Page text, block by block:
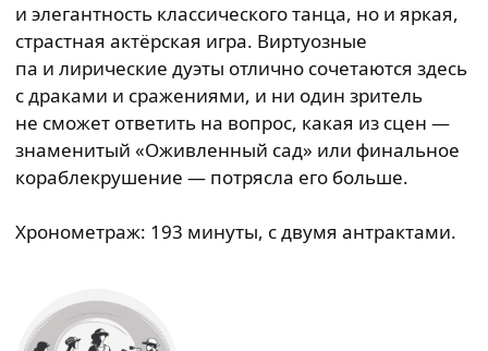
и элегантность классического танца, но и яркая,
страстная актёрская игра. Виртуозные
па и лирические дуэты отлично сочетаются здесь
с драками и сражениями, и ни один зритель
не сможет ответить на вопрос, какая из сцен —
знаменитый «Оживленный сад» или финальное
кораблекрушение — потрясла его больше.
Хронометраж: 193 минуты, с двумя антрактами.